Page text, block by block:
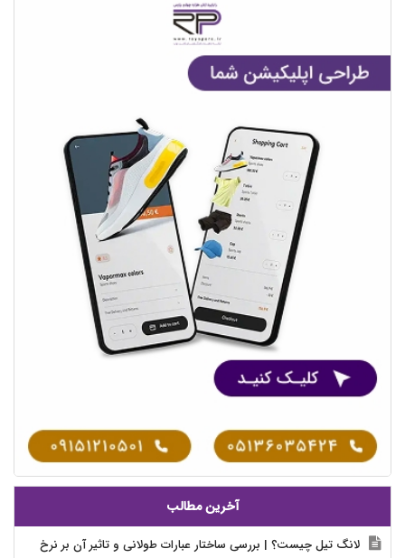
آخرین مطالب
لانگ تیل چیست؟ | بررسی ساختار عبارات طولانی و تاثیر آن بر نرخ